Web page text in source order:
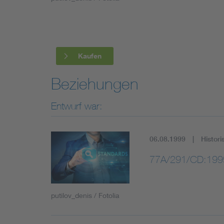
Mobility
Smart Cities
Kaufen
Beziehungen
Entwurf war:
putilov_denis / Fotolia
06.08.1999
77A/291/